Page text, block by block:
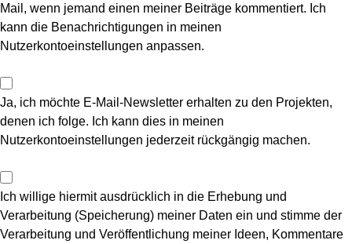
Mail, wenn jemand einen meiner Beiträge kommentiert. Ich
kann die Benachrichtigungen in meinen
Nutzerkontoeinstellungen anpassen.
Ja, ich möchte E-Mail-Newsletter erhalten zu den Projekten,
denen ich folge. Ich kann dies in meinen
Nutzerkontoeinstellungen jederzeit rückgängig machen.
Ich willige hiermit ausdrücklich in die Erhebung und
Verarbeitung (Speicherung) meiner Daten ein und stimme der
Verarbeitung und Veröffentlichung meiner Ideen, Kommentare